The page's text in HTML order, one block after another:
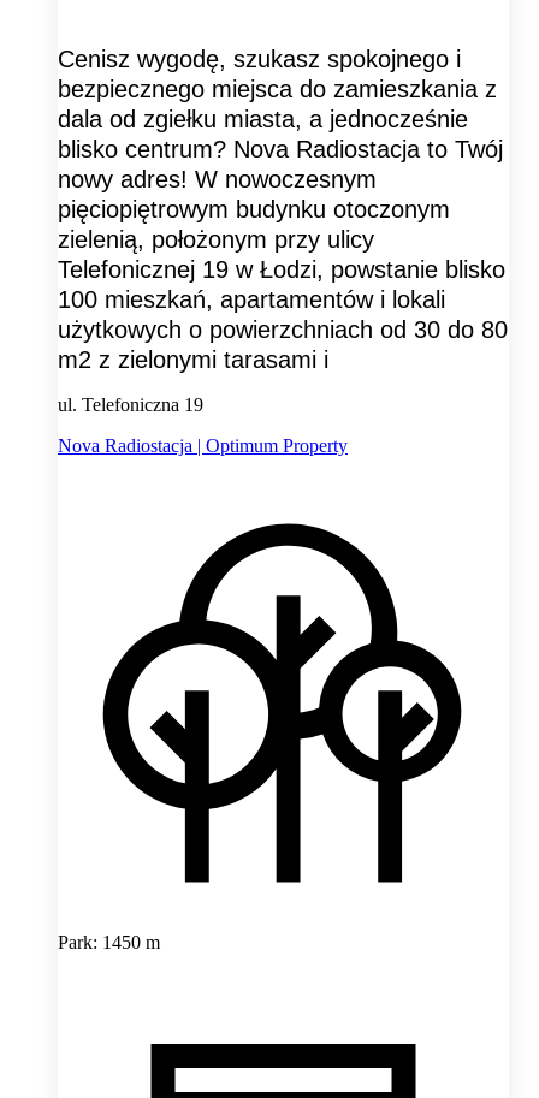
Cenisz wygodę, szukasz spokojnego i
bezpiecznego miejsca do zamieszkania z
dala od zgiełku miasta, a jednocześnie
blisko centrum? Nova Radiostacja to Twój
nowy adres! W nowoczesnym
pięciopiętrowym budynku otoczonym
zielenią, położonym przy ulicy
Telefonicznej 19 w Łodzi, powstanie blisko
100 mieszkań, apartamentów i lokali
użytkowych o powierzchniach od 30 do 80
m2 z zielonymi tarasami i
ul. Telefoniczna 19
Nova Radiostacja | Optimum Property
Park: 1450 m